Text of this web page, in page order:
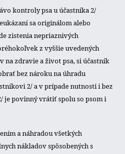
kontroly psa u účastníka 2/
sa originálom alebo
zistenia nepriaznivých
z vyššie uvedených
na zdravie a život psa, si účastník
bez nároku na úhradu
2/ a v prípade nutnosti i bez
je povinný vrátiť spolu so psom i
a náhradou všetkých
nákladov spôsobených s